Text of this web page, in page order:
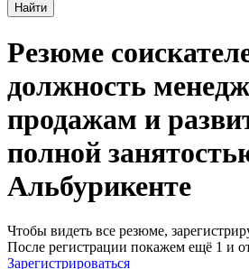
Найти
Резюме
должность
продажам и
полной
Альбурикенте
Чтобы видеть все резюме,
После регистрации покажем ещё 1 и
Зарегистрироваться